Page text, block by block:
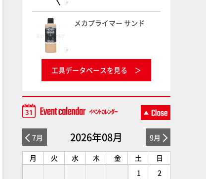
メカプライマー サンド
工具データベースを見る
7月 2026年08月 9月
月 火 水 木 金 土
日
1
2